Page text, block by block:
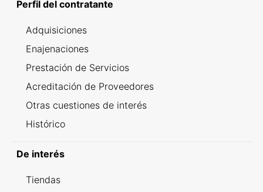
Perfil del contratante
Adquisiciones
Enajenaciones
Prestación de Servicios
Acreditación de Proveedores
Otras cuestiones de interés
Histórico
De interés
Tiendas